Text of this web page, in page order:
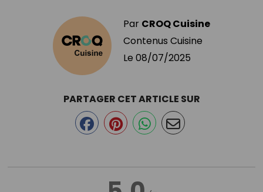
Par CROQ Cuisine
Contenus Cuisine
Le 08/07/2025
PARTAGER CET ARTICLE SUR